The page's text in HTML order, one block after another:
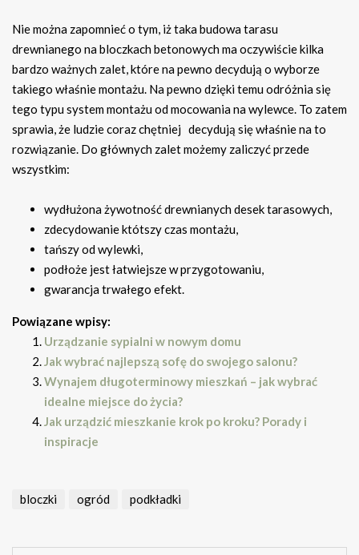
Nie można zapomnieć o tym, iż taka budowa tarasu
drewnianego na bloczkach betonowych ma oczywiście kilka
bardzo ważnych zalet, które na pewno decydują o wyborze
takiego właśnie montażu. Na pewno dzięki temu odróżnia się
tego typu system montażu od mocowania na wylewce. To zatem
sprawia, że ludzie coraz chętniej decydują się właśnie na to
rozwiązanie. Do głównych zalet możemy zaliczyć przede
wszystkim:
wydłużona żywotność drewnianych desek tarasowych,
zdecydowanie któtszy czas montażu,
tańszy od wylewki,
podłoże jest łatwiejsze w przygotowaniu,
gwarancja trwałego efekt.
Powiązane wpisy:
Urządzanie sypialni w nowym domu
Jak wybrać najlepszą sofę do swojego salonu?
Wynajem długoterminowy mieszkań – jak wybrać
idealne miejsce do życia?
Jak urządzić mieszkanie krok po kroku? Porady i
inspiracje
bloczki ogród podkładki